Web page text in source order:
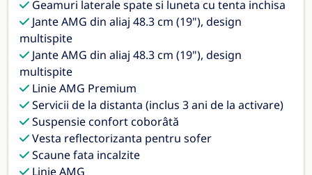
Geamuri laterale spate si luneta cu tenta inchisa
Jante AMG din aliaj 48.3 cm (19"), design
multispite
Jante AMG din aliaj 48.3 cm (19"), design
multispite
Linie AMG Premium
Servicii de la distanta (inclus 3 ani de la activare)
Suspensie confort coborâtă
Vesta reflectorizanta pentru sofer
Scaune fata incalzite
Linie AMG